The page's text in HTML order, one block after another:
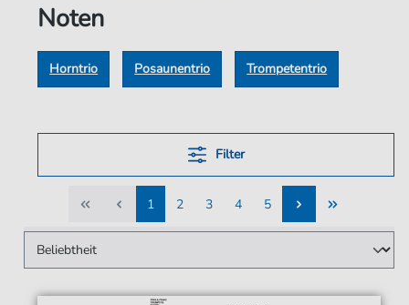
Noten
Horntrio Posaunentrio Trompetentrio
Filter
1
1
2
2
3
3
4
4
5
5